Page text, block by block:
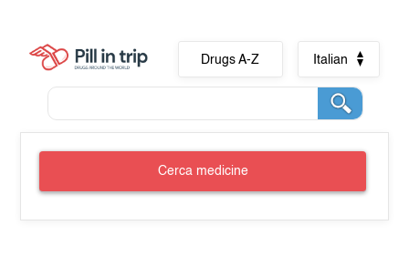
Drugs A-Z Italian
Cerca medicine